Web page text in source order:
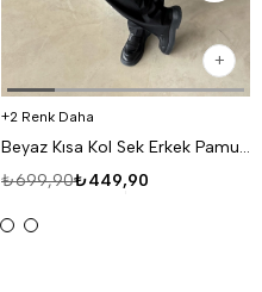
2 Renk Daha
Beyaz Kısa Kol Sek Erkek Pamuk Likralı T-SHİRT SC
₺449,90
₺699,90